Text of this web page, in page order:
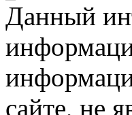
Данный
сайте, не